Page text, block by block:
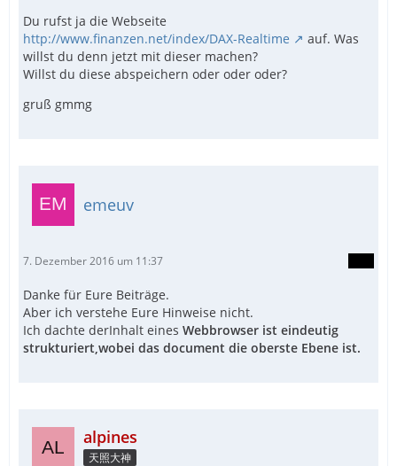
Du rufst ja die Webseite
http://www.finanzen.net/index/DAX-Realtime
auf. Was
willst du denn jetzt mit dieser machen?
Willst du diese abspeichern oder oder oder?
gruß gmmg
emeuv
7. Dezember 2016 um 11:37
Danke für Eure Beiträge.
Aber ich verstehe Eure Hinweise nicht.
Ich dachte derInhalt eines Webbrowser ist eindeutig
strukturiert,wobei das document die oberste Ebene ist.
alpines
天照大神